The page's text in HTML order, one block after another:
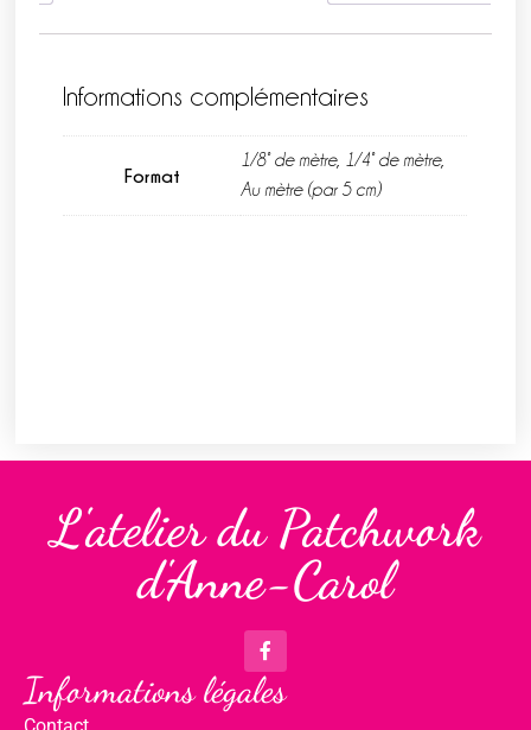
Informations complémentaires
Format
1/8° de mètre, 1/4° de mètre,
Au mètre (par 5 cm)
L'atelier du Patchwork
d'Anne-Carol
Informations légales
Contact